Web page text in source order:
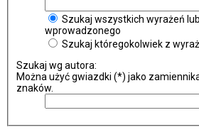
Szukaj wszystkich wyrażeń
wprowadzonego
Szukaj któregokolwiek z
Szukaj wg autora:
Można użyć gwiazdki (*) jako
znaków.